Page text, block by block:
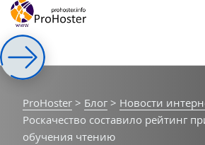
ProHoster > Блог > Новости
Роскачество составило рейтинг
обучения чтению